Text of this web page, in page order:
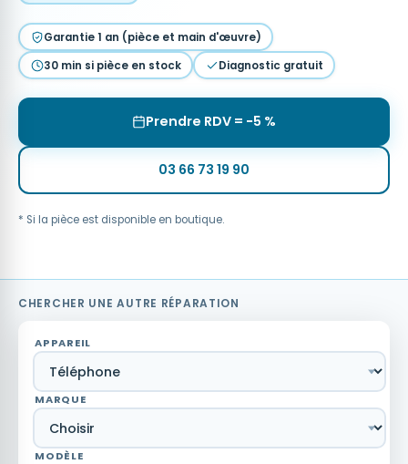
Garantie 1 an (pièce et main d'œuvre)
30 min si pièce en stock
Diagnostic gratuit
Prendre RDV = −5 %
03 66 73 19 90
* Si la pièce est disponible en boutique.
CHERCHER UNE AUTRE RÉPARATION
APPAREIL
MARQUE
MODÈLE